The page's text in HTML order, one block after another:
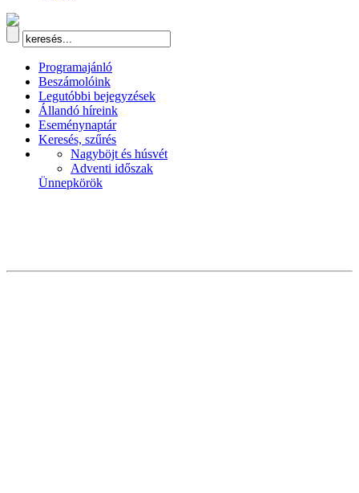
Programajánló
Beszámolóink
Legutóbbi bejegyzések
Állandó híreink
Eseménynaptár
Keresés, szűrés
Nagyböjt és húsvét
Adventi időszak
Ünnepkörök